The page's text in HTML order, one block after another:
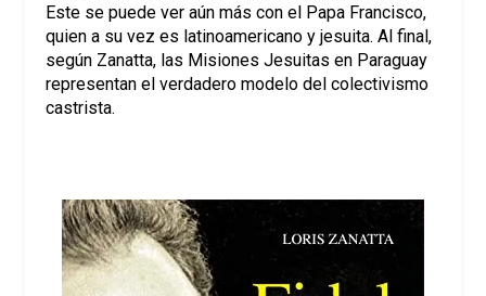
Este se puede ver aún más con el Papa Francisco,
quien a su vez es latinoamericano y jesuita. Al final,
según Zanatta, las Misiones Jesuitas en Paraguay
representan el verdadero modelo del colectivismo
castrista.